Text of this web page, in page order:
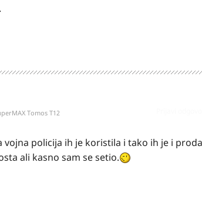
Tomos T12
policija ih je koristila i tako ih je i
ali kasno sam se setio.